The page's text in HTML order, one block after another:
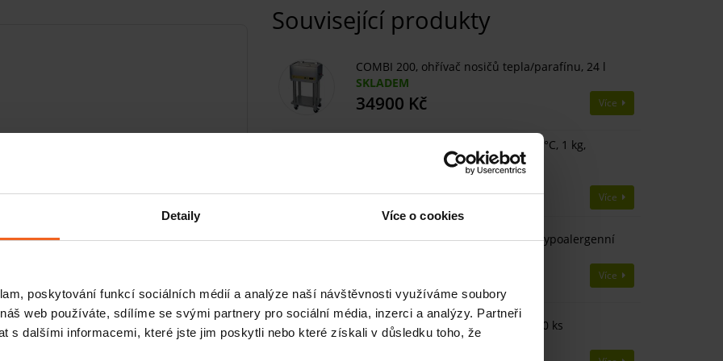
Detaily Více o cookies
poskytování funkcí sociálních médií a analýze naší návštěvnosti využíváme soubory
web používáte, sdílíme se svými partnery pro sociální média, inzerci a analýzy. Partneři
s dalšími informacemi, které jste jim poskytli nebo které získali v důsledku toho, že
intenzivní vůní pomeranče je vyroben z
kvalitu. Proto je velmi dobře
Související produkty
COMBI 200, ohřívač nosičů tepla/parafínu, 24 l
SKLADEM
34900 Kč Více
Parafín Premium na zábaly, 50 - 52°C, 1 kg,
230 Kč Více
Parafín na zábaly, 46 - 48°C, 5 kg, hypoalergenní
Více
Parafínový zábal PUR 33 x 45 cm, 20 ks
SKLADEM